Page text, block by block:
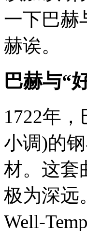
一下巴赫
赫诶。
巴赫与“
1722年
小调)的
材。这套
极为深远
Well-